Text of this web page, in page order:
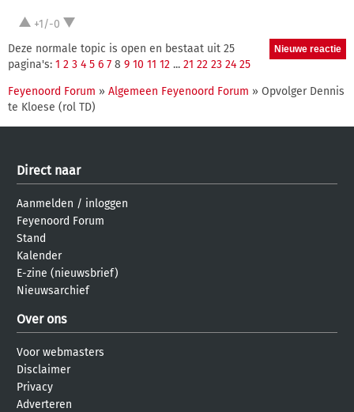
+1/-0
Deze normale topic is open en bestaat uit 25
pagina's: 1 2 3 4 5 6 7 8 9 10 11 12 ... 21 22 23 24 25
Feyenoord Forum » Algemeen Feyenoord Forum » Opvolger Dennis
te Kloese (rol TD)
Direct naar
Aanmelden / inloggen
Feyenoord Forum
Stand
Kalender
E-zine (nieuwsbrief)
Nieuwsarchief
Over ons
Voor webmasters
Disclaimer
Privacy
Adverteren